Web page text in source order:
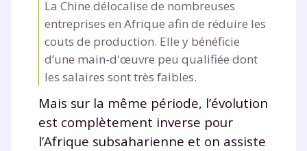
La Chine délocalise de nombreuses
entreprises en Afrique afin de réduire les
couts de production. Elle y bénéficie
d’une main-d'œuvre peu qualifiée dont
les salaires sont très faibles.
Mais sur la même période, l’évolution
est complètement inverse pour
l’Afrique subsaharienne et on assiste
données à caractère personnel soient traitées par SEJER, sous
la marque myMaxicours, afin que SEJER puisse vous donner
accès au service de soutien scolaire pendant 24h. Pour en
savoir plus sur la gestion de vos données personnelles et
pour exercer vos droits, vous pouvez consulternotre
charte
J’accepte de recevoir les actualités et des
communications de la part de
myMaxicours.